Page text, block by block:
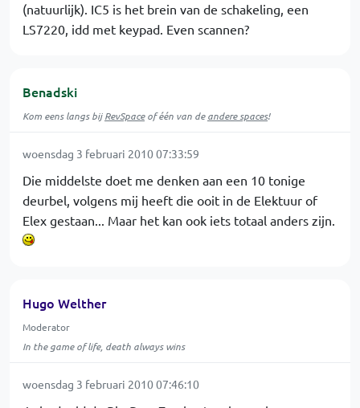
(natuurlijk). IC5 is het brein van de schakeling, een
LS7220, idd met keypad. Even scannen?
Benadski
Kom eens langs bijRevSpaceof één van deandere spaces!
woensdag 3 februari 2010 07:33:59
Die middelste doet me denken aan een 10 tonige
deurbel, volgens mij heeft die ooit in de Elektuur of
Elex gestaan... Maar het kan ook iets totaal anders zijn.
Hugo Welther
Moderator
In the game of life, death always wins
woensdag 3 februari 2010 07:46:10